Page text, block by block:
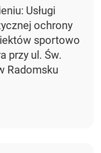
Usługi
ochrony
sportowo
przy ul. Św.
Radomsku